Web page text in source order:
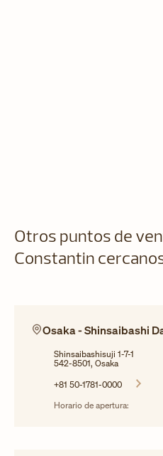
Otros puntos de
Constantin
Osaka - Shinsaibashi
Shinsaibashisuji 1-7-1
542-8501, Osaka
+81 50-1781-0000
Horario de apertura: